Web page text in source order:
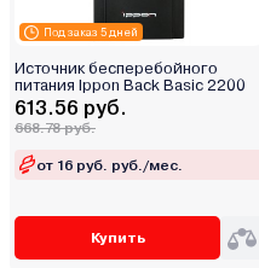
Под заказ 5 дней
Источник бесперебойного
питания Ippon Back Basic 2200
613.56 руб.
668.78 руб.
от 16 руб. руб./мес.
Купить